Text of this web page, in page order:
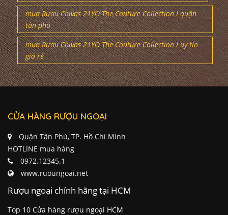
mua Rượu Chivas 21YO The Couture Collection I quận
tân phú
mua Rượu Chivas 21YO The Couture Collection I uy tín
giá rẻ
CỬA HÀNG RƯỢU NGOẠI
Quận Tân Phú, TP. Hồ Chí Minh
HOTLINE mua hàng
0972.12345.1
www.ruoungoai.net
Rượu ngoại chính hãng tại HCM
Top 10 Cửa hàng rượu ngoại HCM